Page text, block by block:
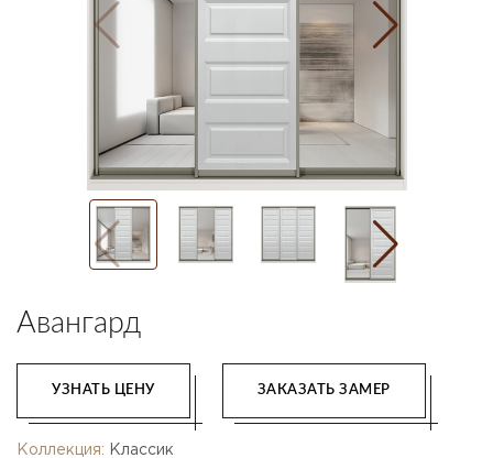
Авангард
УЗНАТЬ ЦЕНУ ЗАКАЗАТЬ ЗАМЕР
Коллекция: Классик